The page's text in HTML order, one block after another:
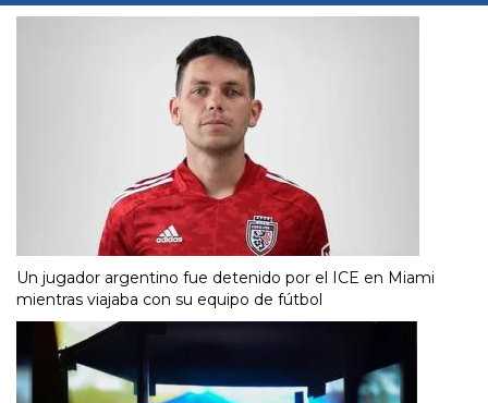
Un jugador argentino fue detenido por el ICE en Miami
mientras viajaba con su equipo de fútbol